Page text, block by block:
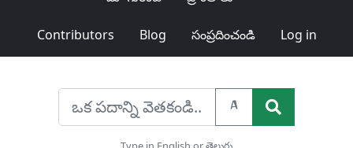
Contributors Blog సంప్రదించండి Log in
A